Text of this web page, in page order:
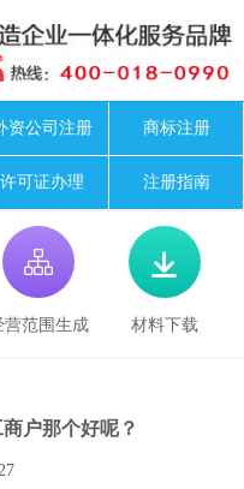
资公司注册 商标注册
许可证办理 注册指南

营范围生成

材料下载
户那个好呢？